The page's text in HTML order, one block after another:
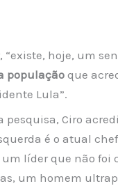
“existe, hoje, um
população que
Lula”.
pesquisa, Ciro
é o atual
um líder que não foi
um homem